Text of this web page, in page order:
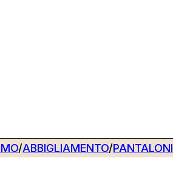
/ABBIGLIAMENTO/PANTALONI